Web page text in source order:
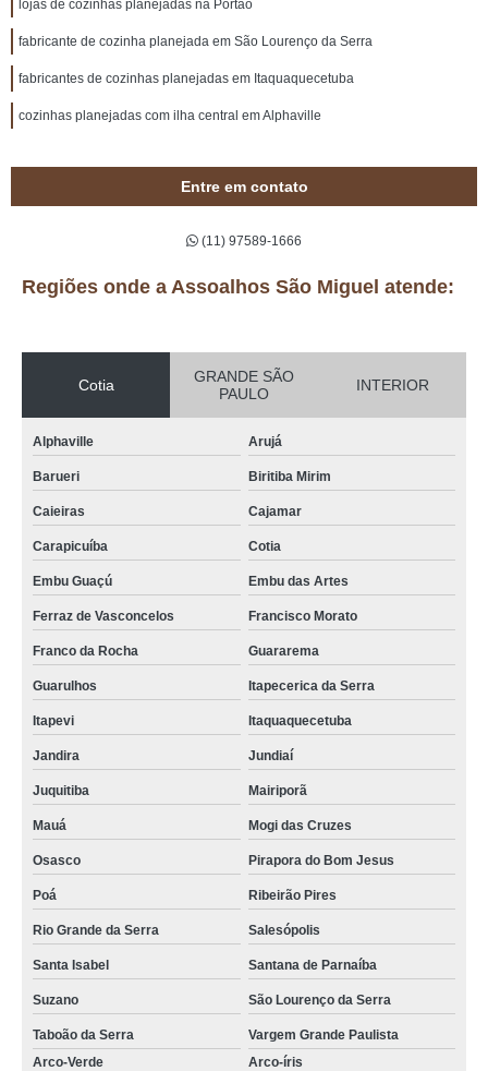
lojas de cozinhas planejadas na Portão
fabricante de cozinha planejada em São Lourenço da Serra
fabricantes de cozinhas planejadas em Itaquaquecetuba
cozinhas planejadas com ilha central em Alphaville
Entre em contato
(11) 97589-1666
Regiões onde a Assoalhos São Miguel atende:
Cotia
GRANDE SÃO
PAULO
INTERIOR
Alphaville Arujá
Barueri Biritiba Mirim
Caieiras Cajamar
Carapicuíba Cotia
Embu Guaçú Embu das Artes
Ferraz de Vasconcelos Francisco Morato
Franco da Rocha Guararema
Guarulhos Itapecerica da Serra
Itapevi Itaquaquecetuba
Jandira Jundiaí
Juquitiba Mairiporã
Mauá Mogi das Cruzes
Osasco Pirapora do Bom Jesus
Poá Ribeirão Pires
Rio Grande da Serra Salesópolis
Santa Isabel Santana de Parnaíba
Suzano São Lourenço da Serra
Taboão da Serra
Vargem Grande Paulista
Arco-Verde
Arco-íris